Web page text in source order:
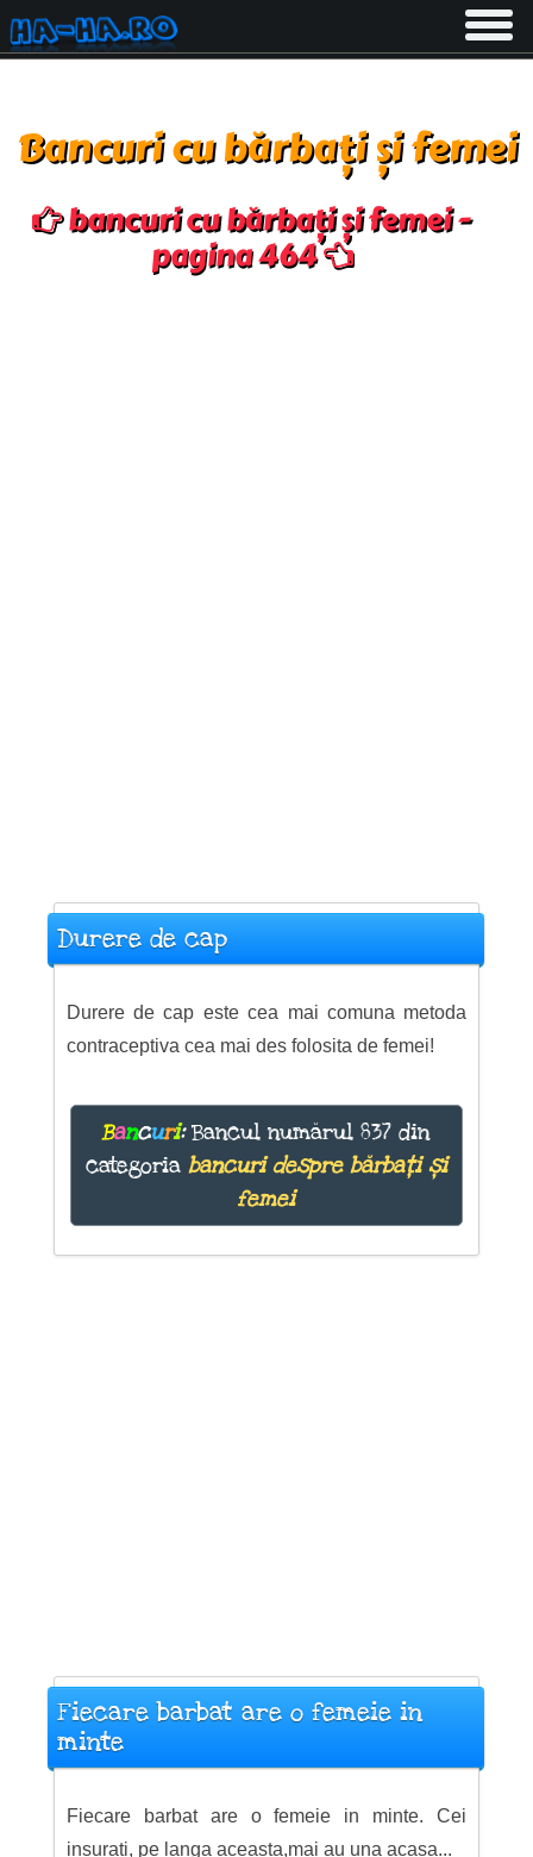
Toggle
Bancuri cu bărbați și femei
bancuri cu bărbați și femei -
pagina 464
Durere de cap
Durere de cap este cea mai comuna metoda
contraceptiva cea mai des folosita de femei!
Bancuri:Bancul numărul 837 din
categoria bancuri despre bărbați și
femei
Fiecare barbat are o femeie in
minte
Fiecare barbat are o femeie in minte. Cei
insurati, pe langa aceasta,mai au una acasa...